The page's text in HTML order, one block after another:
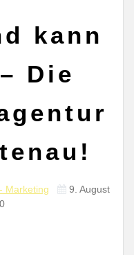
kann
Die
Marketing
9. August
0